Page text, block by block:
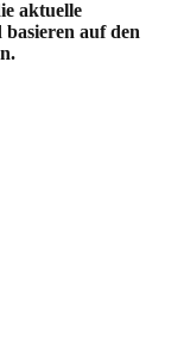
aktuelle
auf den